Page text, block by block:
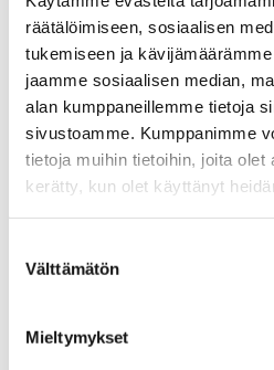
räätälöimiseen, sosiaalisen
tukemiseen ja
jaamme sosiaalisen median,
alan kumppaneillemme tietoja
sivustoamme. Kumppanimme
tietoja muihin tietoihin, joita olet
kerätty, kun olet käyttänyt
valinta
Välttämätön
Mieltymykset
NIMI
YRITYS